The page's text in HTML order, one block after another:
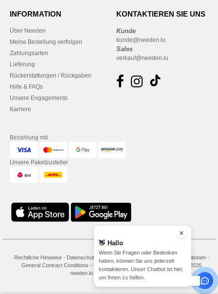
INFORMATION
Über Needen
Meine Bestellung verfolgen
Zahlungsarten
Lieferung
Rückerstattungen / Rückgaben
Hilfe & FAQs
Unsere Engagements
Karriere
KONTAKTIEREN SIE UNS
Kunde
kunde@needen.lu
Sales
verkauf@needen.lu
Bezahlung mit
Unsere Paketzusteller
Rechtliche Hinweise- Datenschutzbestimmungen - Bedingungen und Konditionen-
General Contract Conditions - Cookie-Richtlinie Site Map
Copyright 2026
needen.lu - Alle Rechte vorbehalten
👋 Hallo
Wenn Sie Fragen oder Bedenken
haben, können Sie uns jederzeit
kontaktieren. Unser Chatbot ist hier,
um Ihnen zu helfen.